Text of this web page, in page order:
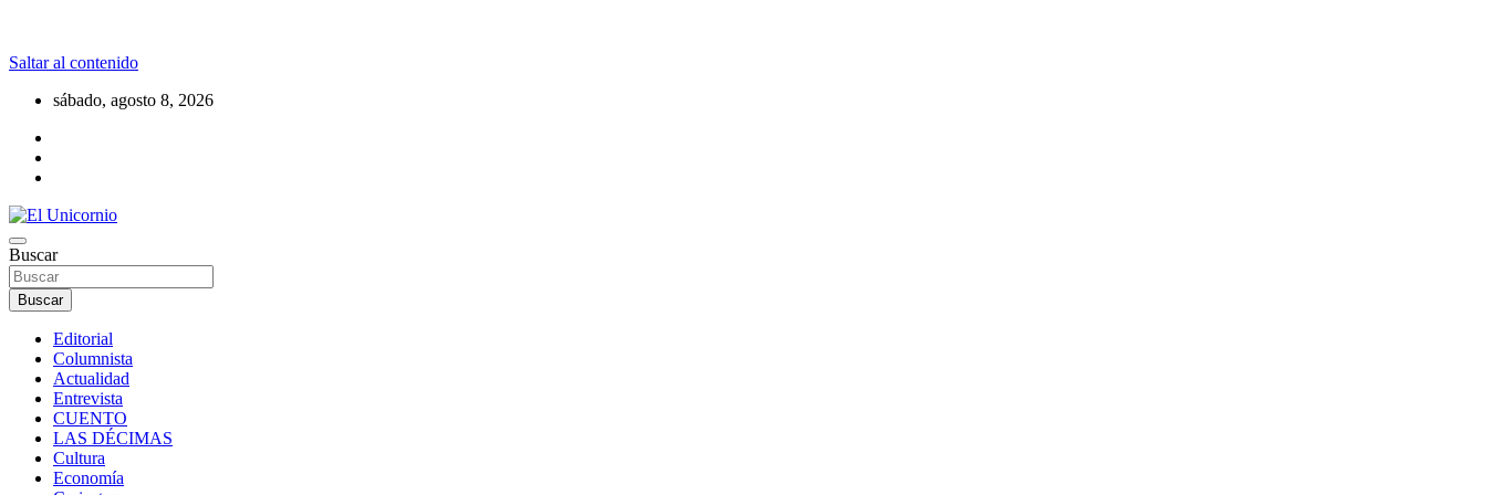
Saltar al contenido
sábado, agosto 8, 2026
El Unicornio
La realidad supera la fantasía
Buscar
Buscar
Editorial
Columnista
Actualidad
Entrevista
CUENTO
LAS DÉCIMAS
Cultura
Economía